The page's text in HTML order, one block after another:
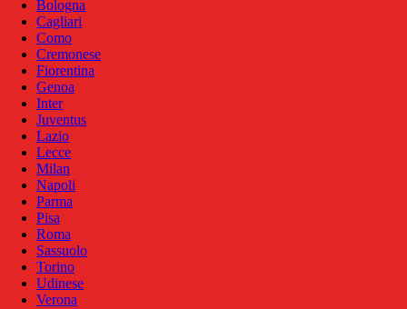
Bologna
Cagliari
Como
Cremonese
Fiorentina
Genoa
Inter
Juventus
Lazio
Lecce
Milan
Napoli
Parma
Pisa
Roma
Sassuolo
Torino
Udinese
Verona